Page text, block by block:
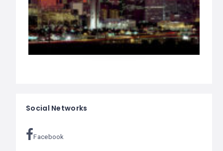
Social Networks
Facebook